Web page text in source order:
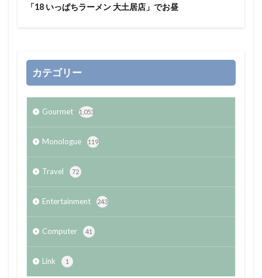
「18 いっぱちラーメン 大土居店」でお昼
カテゴリー
Gourmet 1,053
Monologue 119
Travel 72
Entertainment 243
Computer 41
Link 1